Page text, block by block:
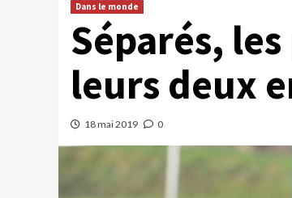
Dans le monde
Séparés,
leurs deux
18 mai 2019 0